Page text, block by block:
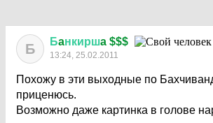
Б Бaнкиршa $$$
13:24, 25.02.2011
Похожу в эти выходные по
приценюсь.
Возможно даже картинка в голове